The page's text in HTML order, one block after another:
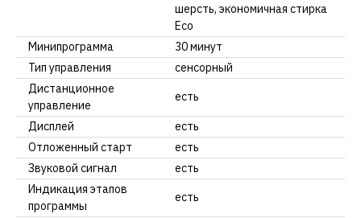
шерсть, экономичная стирка
Eco
Минипрограмма
30 минут
Тип управления
сенсорный
Дистанционное
управление
есть
Дисплей
есть
Отложенный старт
есть
Звуковой сигнал
есть
Индикация этапов
программы
есть